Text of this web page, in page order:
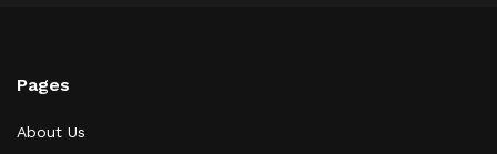
Pages
About Us